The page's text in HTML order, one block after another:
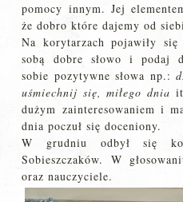
pomocy innym. Jej
że dobro które dajemy od
Na korytarzach pojawiły
sobą dobre słowo i podaj
sobie pozytywne słowa np.:
uśmiechnij się, miłego dnia
dużym zainteresowaniem i
dnia poczuł się doceniony.
W grudniu odbył się
Sobieszczaków. W
oraz nauczyciele.